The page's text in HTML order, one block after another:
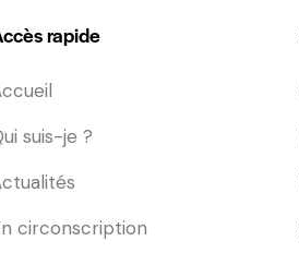
rapide
suis-je ?
circonscription